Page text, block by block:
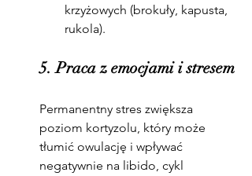
krzyżowych (brokuły, kapusta,
rukola).
5. Praca z emocjami i stresem
Permanentny stres zwiększa
poziom kortyzolu, który może
tłumić owulację i wpływać
negatywnie na libido, cykl